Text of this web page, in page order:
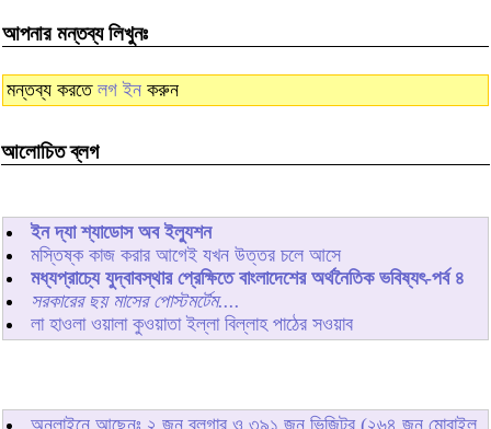
আপনার মন্তব্য লিখুনঃ
মন্তব্য করতে লগ ইন করুন
আলোচিত ব্লগ
ইন দ্যা শ্যাডোস অব ইল্যুশন
মস্তিষ্ক কাজ করার আগেই যখন উত্তর চলে আসে
মধ্যপ্রাচ্যে যুদ্বাবস্থার প্রেক্ষিতে বাংলাদেশের অর্থনৈতিক ভবিষ্যৎ-পর্ব ৪
সরকারের ছয় মাসের পোস্টমর্টেম....
লা হাওলা ওয়ালা কুওয়াতা ইল্লা বিল্লাহ পাঠের সওয়াব
অনলাইনে আছেনঃ ২ জন ব্লগার ও ৩৯১ জন ভিজিটর (২৬৪ জন মোবাইল